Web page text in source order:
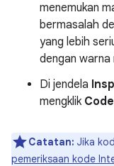
menemukan
bermasalah
yang lebih
dengan warna
Di jendela
mengklik
Catatan: Jika
pemeriksaan kode